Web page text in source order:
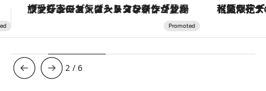
【夏限定ディナーコース】旬を迎える稚鮎や花ズッキーニなどをイタリア・トスカーナの郷土料理の手法で満喫！
3 /6